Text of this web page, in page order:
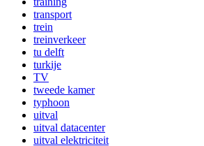
transport
trein
treinverkeer
tu delft
turkije
TV
tweede kamer
typhoon
uitval
uitval datacenter
uitval elektriciteit